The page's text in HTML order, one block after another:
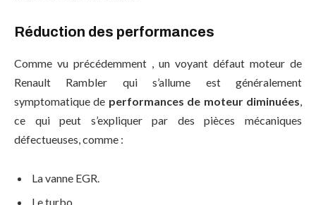
Réduction des performances
Comme vu précédemment , un voyant défaut moteur de
Renault Rambler qui s’allume est généralement
symptomatique de performances de moteur diminuées
ce qui peut s’expliquer par des pièces mécaniques
défectueuses, comme :
La vanne EGR.
Le turbo.